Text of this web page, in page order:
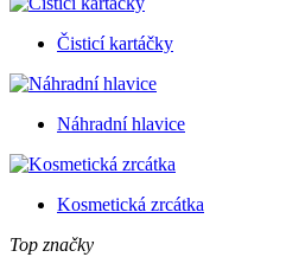
Čisticí kartáčky
Náhradní hlavice
Kosmetická zrcátka
Top značky